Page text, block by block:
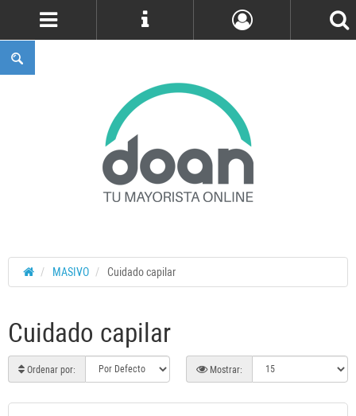
MASIVO Cuidado capilar
Cuidado capilar
Ordenar por: Mostrar: